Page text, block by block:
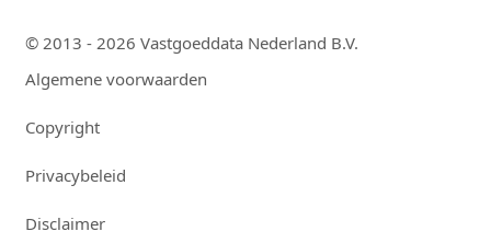
© 2013 - 2026 Vastgoeddata Nederland B.V.
Algemene voorwaarden
Copyright
Privacybeleid
Disclaimer